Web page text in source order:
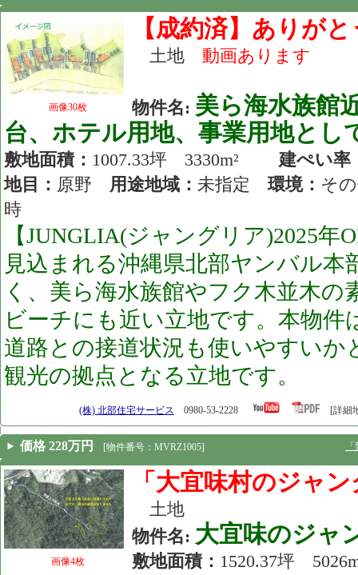
画像30枚
【成約済】ありが
土地 動画あります
物件名: 美ら海水族館
台、ホテル用地、事業用地とし
敷地面積： 1007.33坪 3330m² 建ぺい率
地目： 原野 用途地域： 未指定 環境： そ
時
【JUNGLIA(ジャングリア)2025年
見込まれる沖縄県北部ヤンバル本
く、美ら海水族館やフク木並木の
ビーチにも近い立地です。本物件
道路との接道状況も使いやすいか
観光の拠点となる立地です。
(株) 北部住宅サービス 0980-53-2228 [詳細
価格 228万円 [物件番号：MVRZ1005]
画像4枚
「大宜味村のジャ
土地
物件名: 大宜味のジャ
敷地面積： 1520.37坪